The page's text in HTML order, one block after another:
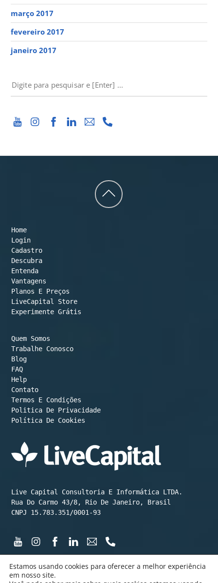
março 2017
fevereiro 2017
janeiro 2017
PESQUISAR
Back
Home
Login
Cadastro
Descubra
Entenda
Vantagens
Planos E Preços
LiveCapital Store
Experimente Grátis
Quem Somos
Trabalhe Conosco
Blog
FAQ
Help
Contato
Termos E Condições
Política De Cookies
Live Capital Consultoria E Informática LTDA.
Rua Do Carmo 43/8, Rio De Janeiro, Brasil
CNPJ 15.783.351/0001-93
Estamos usando cookies para oferecer a melhor experiência
em nosso site.